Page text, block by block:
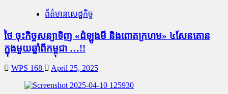
ព័ត៌មានសេដ្ឋកិច្ច
ថៃ ចុះកិច្ចសន្យាទិញ «ដំឡូងមី និងពោតក្រហម» ៤សែនតោន
ក្នុងមួយឆ្នាំពីកម្ពុជា …!!
WPS 168 April 25, 2025